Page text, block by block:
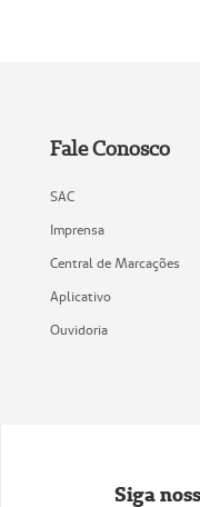
Fale Conosco
SAC
Imprensa
Central de Marcações
Aplicativo
Ouvidoria
Siga